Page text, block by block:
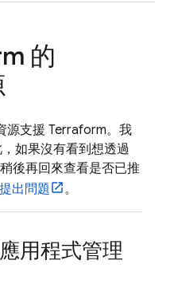
的
源支援 Terraform。我
如果沒有看到想透過
後再回來查看是否已推
出問題 。
用程式管理